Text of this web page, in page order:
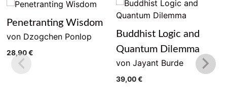
Penetranting Wisdom
von Dzogchen Ponlop
28,90€
Buddhist Logic and
Quantum Dilemma
von Jayant Burde
39,00€